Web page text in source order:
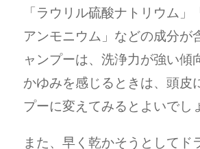
「ラウリル硫酸ナトリウム」
アンモニウム」などの成分が
ャンプーは、洗浄力が強い傾
かゆみを感じるときは、頭皮
プーに変えてみるとよいでし
また、早く乾かそうとしてド